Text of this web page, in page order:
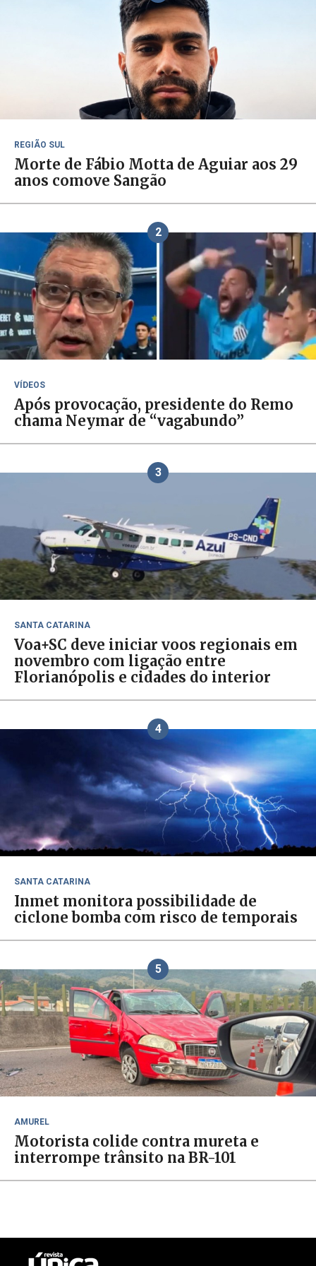
REGIÃO SUL
Morte de Fábio Motta de Aguiar aos 29
anos comove Sangão
2
VÍDEOS
Após provocação, presidente do Remo
chama Neymar de “vagabundo”
3
SANTA CATARINA
Voa+SC deve iniciar voos regionais em
novembro com ligação entre
Florianópolis e cidades do interior
4
SANTA CATARINA
Inmet monitora possibilidade de
ciclone bomba com risco de temporais
5
AMUREL
Motorista colide contra mureta e
interrompe trânsito na BR-101